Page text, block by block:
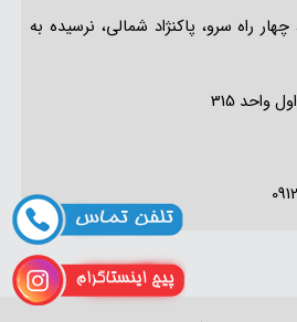
راه سرو، پاکنژاد شمالی، نرسیده به
واحد 315